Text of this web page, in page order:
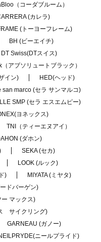
（コーダブルーム）
(カレラ)
(トーヨーフレーム)
BH (ビーエイチ)
DT Swiss(DTスイス)
アブソリュートブラック）
イン)
HED(ヘッド)
san marco (セラ サンマルコ)
SMP (セラ エスエムピー)
ヨネックス)
TNI（ティーエヌアイ）
(ダホン)
SEKA (セカ)
LOOK (ルック)
)
MIYATA (ミヤタ)
ドバーゲン)
マックス)
サイクリング)
GARNEAU (ガノー)
ニールプライド)